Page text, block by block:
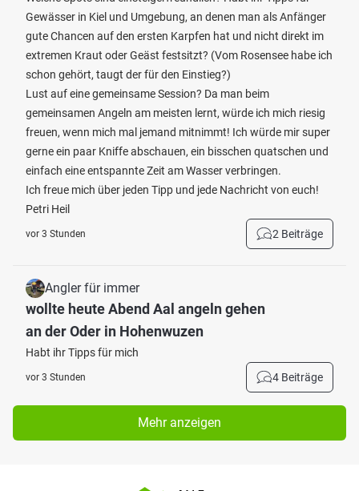
Gewässer in Kiel und Umgebung, an denen man als Anfänger
gute Chancen auf den ersten Karpfen hat und nicht direkt im
extremen Kraut oder Geäst festsitzt? (Vom Rosensee habe ich
schon gehört, taugt der für den Einstieg?)
Lust auf eine gemeinsame Session? Da man beim
gemeinsamen Angeln am meisten lernt, würde ich mich riesig
freuen, wenn mich mal jemand mitnimmt! Ich würde mir super
gerne ein paar Kniffe abschauen, ein bisschen quatschen und
einfach eine entspannte Zeit am Wasser verbringen.
Ich freue mich über jeden Tipp und jede Nachricht von euch!
Petri Heil
vor 3 Stunden 2 Beiträge
Angler für immer
wollte heute Abend Aal angeln gehen
an der Oder in Hohenwuzen
Habt ihr Tipps für mich
vor 3 Stunden 4 Beiträge
Mehr anzeigen